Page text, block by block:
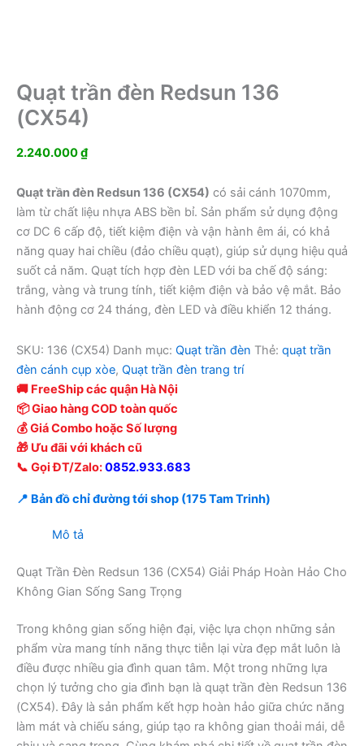
Quạt trần đèn Redsun 136
(CX54)
2.240.000₫
Quạt trần đèn Redsun 136 (CX54) có sải cánh 1070mm,
làm từ chất liệu nhựa ABS bền bỉ. Sản phẩm sử dụng động
cơ DC 6 cấp độ, tiết kiệm điện và vận hành êm ái, có khả
năng quay hai chiều (đảo chiều quạt), giúp sử dụng hiệu quả
suốt cả năm. Quạt tích hợp đèn LED với ba chế độ sáng:
trắng, vàng và trung tính, tiết kiệm điện và bảo vệ mắt. Bảo
hành động cơ 24 tháng, đèn LED và điều khiển 12 tháng.
SKU: 136 (CX54) Danh mục: Quạt trần đèn Thẻ: quạt trần
đèn cánh cụp xòe, Quạt trần đèn trang trí
🚚 FreeShip các quận Hà Nội
📦 Giao hàng COD toàn quốc
💰 Giá Combo hoặc Số lượng
🎁 Ưu đãi với khách cũ
📞 Gọi ĐT/Zalo:0852.933.683
📍 Bản đồ chỉ đường tới shop (175 Tam Trinh)
Mô tả
Quạt Trần Đèn Redsun 136 (CX54) Giải Pháp Hoàn Hảo Cho
Không Gian Sống Sang Trọng
Trong không gian sống hiện đại, việc lựa chọn những sản
phẩm vừa mang tính năng thực tiễn lại vừa đẹp mắt luôn là
điều được nhiều gia đình quan tâm. Một trong những lựa
chọn lý tưởng cho gia đình bạn là quạt trần đèn Redsun 136
(CX54). Đây là sản phẩm kết hợp hoàn hảo giữa chức năng
làm mát và chiếu sáng, giúp tạo ra không gian thoải mái, dễ